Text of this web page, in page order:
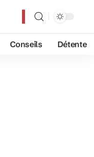
Conseils Détente